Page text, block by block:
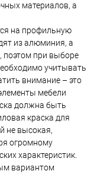
материалов, а
на профильную
из алюминия, а
поэтом при выборе
учитывать
внимание – это
мебели
должна быть
краска для
не высокая,
огромному
характеристик.
вариантом